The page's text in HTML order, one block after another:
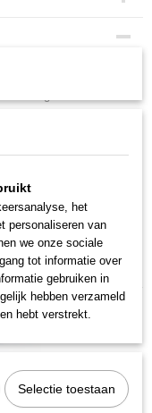
200 mm
gaten. Voor de
het
personaliseren van
we onze sociale
tot informatie over
gebruiken in
hebben verzameld
hebt verstrekt.
Selectie toestaan